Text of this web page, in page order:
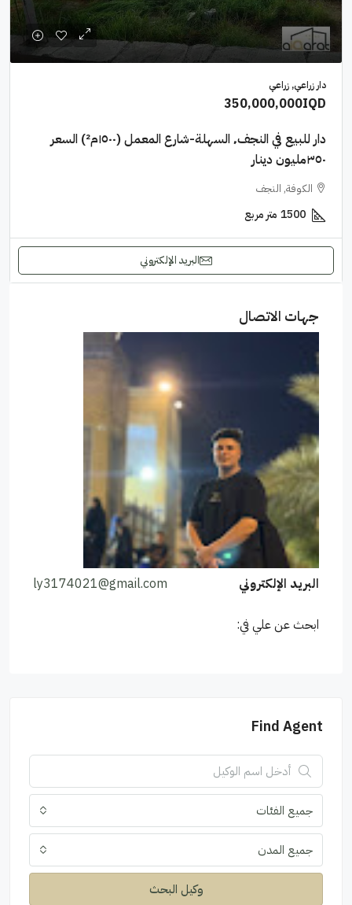
دار زراعي, زراعي
350,000,000IQD
دار للبيع في النجف٬ السهلة-شارع المعمل (١٥٠٠م²) السعر
٣٥٠مليون دينار
الكوفة, النجف
1500 متر مربع
البريد الإلكتروني
جهات الاتصال
البريد الإلكتروني ly3174021@gmail.com
ابحث عن علي في:
Find Agent
جميع الفئات
جميع المدن
وكيل البحث